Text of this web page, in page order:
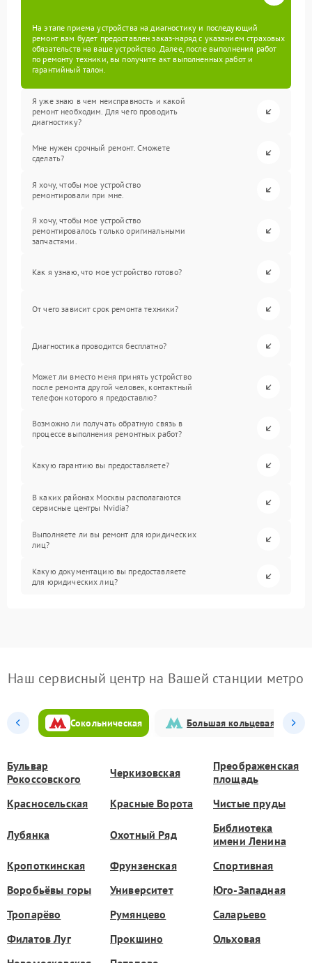
На этапе приема устройства на диагностику и последующий
ремонт вам будет предоставлен заказ-наряд с указанием страховых
обязательств на ваше устройство. Далее, после выполнения работ
по ремонту техники, вы получите акт выполненных работ и
гарантийный талон.
Я уже знаю в чем неисправность и какой
ремонт необходим. Для чего проводить
диагностику?
Мне нужен срочный ремонт. Сможете
сделать?
Я хочу, чтобы мое устройство
ремонтировали при мне.
Я хочу, чтобы мое устройство
ремонтировалось только оригинальными
запчастями.
Как я узнаю, что мое устройство готово?
От чего зависит срок ремонта техники?
Диагностика проводится бесплатно?
Может ли вместо меня принять устройство
после ремонта другой человек, контактный
телефон которого я предоставлю?
Возможно ли получать обратную связь в
процессе выполнения ремонтных работ?
Какую гарантию вы предоставляете?
В каких районах Москвы располагаются
сервисные центры Nvidia?
Выполняете ли вы ремонт для юридических
лиц?
Какую документацию вы предоставляете
для юридических лиц?
Наш сервисный центр на Вашей станции метро
Сокольническая Большая кольцевая
Бульвар
Рокоссовского
Черкизовская
Преображенская
площадь
Красносельская
Красные Ворота Чистые пруды
Лубянка Охотный Ряд
Библиотека
имени Ленина
Кропоткинская
Фрунзенская
Спортивная
Воробьёвы горы
Университет
Юго-Западная
Тропарёво
Румянцево
Саларьево
Филатов Луг
Прокшино
Ольховая